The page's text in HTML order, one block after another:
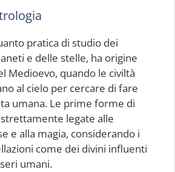
pratica di studio dei
e delle stelle, ha origine
Medioevo, quando le civiltà
al cielo per cercare di fare
umana. Le prime forme di
legate alle
e alla magia, considerando i
come dei divini influenti
umani.